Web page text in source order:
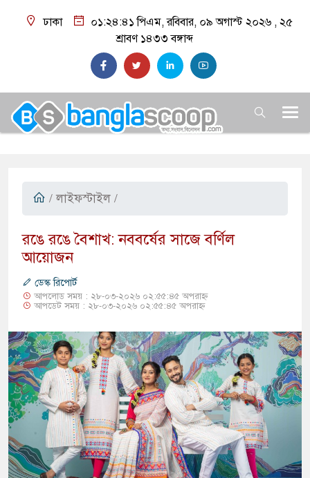
ঢাকা ০১:২৪:৪২ পিএম, রবিবার, ০৯ অগাস্ট ২০২৬ ,২৫
শ্রাবণ ১৪৩৩ বঙ্গাব্দ
/ লাইফস্টাইল /
রঙে রঙে বৈশাখ: নববর্ষের সাজে বর্ণিল
আয়োজন
ডেস্ক রিপোর্ট
আপলোড সময় : ২৮-০৩-২০২৬ ০২:৫৫:৪৫ অপরাহ্ন
আপডেট সময় : ২৮-০৩-২০২৬ ০২:৫৫:৪৫ অপরাহ্ন